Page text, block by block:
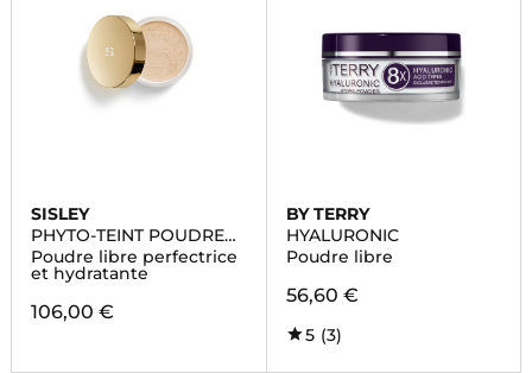
SISLEY
PHYTO-TEINT POUDRE
LIBRE
Poudre libre perfectrice
et hydratante
106,00 €
BY TERRY
HYALURONIC
Poudre libre
56,60 €
5 (3)